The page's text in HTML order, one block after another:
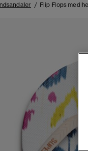
Flip Flops med